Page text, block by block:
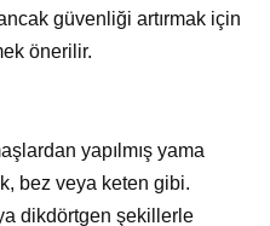
güvenliği artırmak için
önerilir.
yapılmış yama
bez veya keten gibi.
dikdörtgen şekillerle